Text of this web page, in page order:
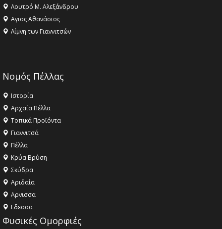
Λουτρό Μ. Αλεξάνδρου
Αγιος Αθανάσιος
Λίμνη των Γιαννιτσών
Νομός Πέλλας
Ιστορία
Αρχαία Πέλλα
Τοπικά Προϊόντα
Γιαννιτσά
Πέλλα
Κρύα Βρύση
Σκύδρα
Αριδαία
Aρνισσα
Eδεσσα
Φυσικές Ομορφιές